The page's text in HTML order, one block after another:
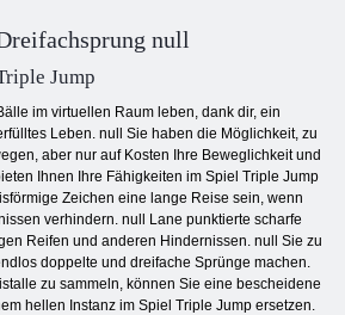
null
Jump
im virtuellen Raum leben, dank dir, ein
Leben. null Sie haben die Möglichkeit, zu
aber nur auf Kosten Ihre Beweglichkeit und
Ihnen Ihre Fähigkeiten im Spiel Triple Jump
Zeichen eine lange Reise sein, wenn
verhindern. null Lane punktierte scharfe
Reifen und anderen Hindernissen. null Sie zu
doppelte und dreifache Sprünge machen.
zu sammeln, können Sie eine bescheidene
hellen Instanz im Spiel Triple Jump ersetzen.